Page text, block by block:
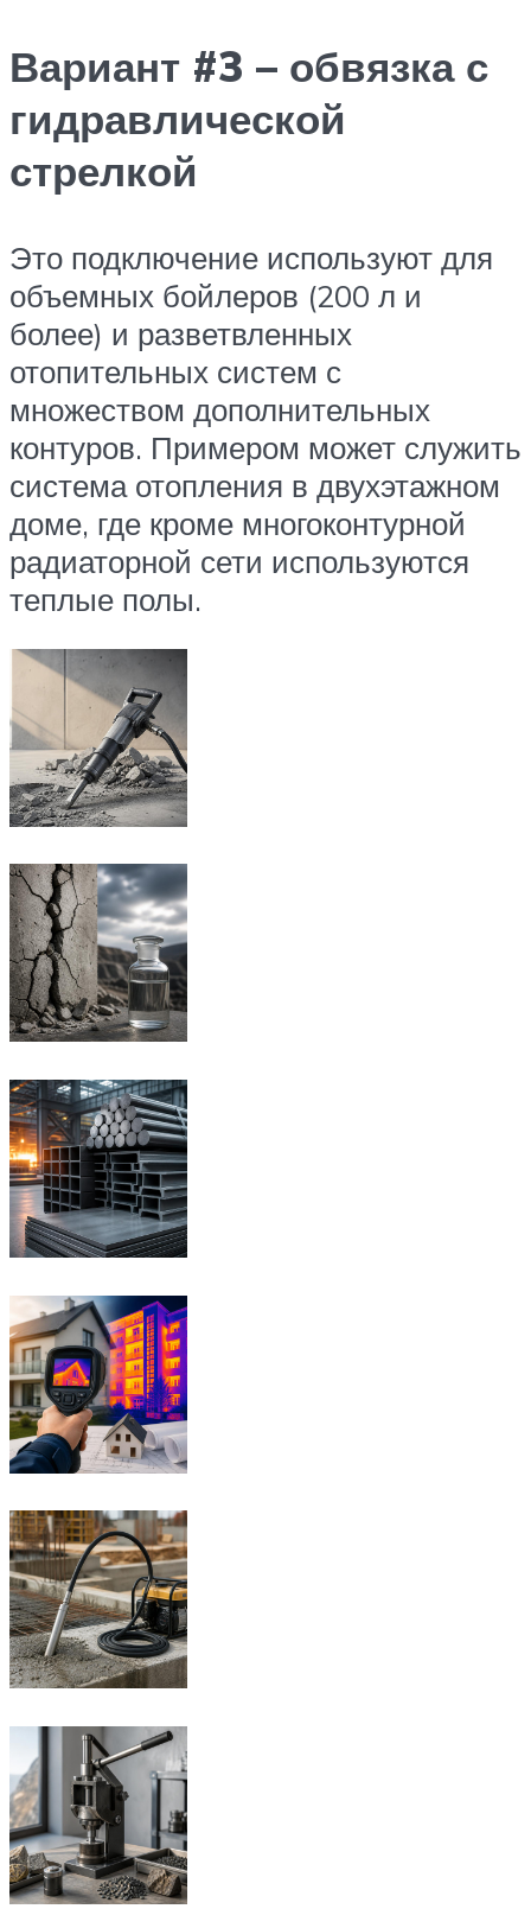
Вариант #3 – обвязка с
гидравлической
стрелкой
Это подключение используют для
объемных бойлеров (200 л и
более) и разветвленных
отопительных систем с
множеством дополнительных
контуров. Примером может служить
система отопления в двухэтажном
доме, где кроме многоконтурной
радиаторной сети используются
теплые полы.